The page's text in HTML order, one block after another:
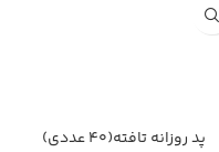
پد روزانه تافته(40 عددی)